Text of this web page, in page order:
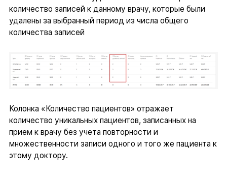
количество записей к данному врачу, которые были
удалены за выбранный период из числа общего
количества записей
Колонка «Количество пациентов» отражает
количество уникальных пациентов, записанных на
прием к врачу без учета повторности и
множественности записи одного и того же пациента к
этому доктору.